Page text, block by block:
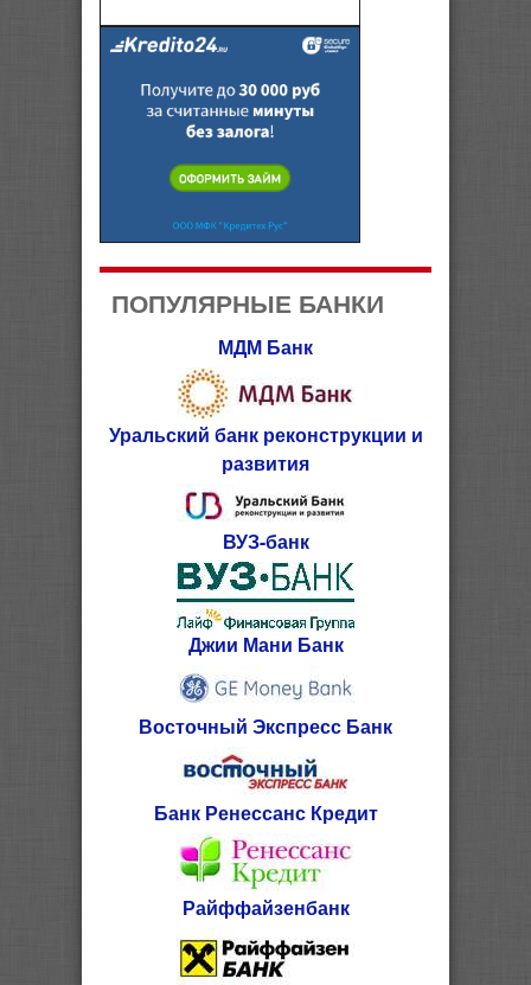
ПОПУЛЯРНЫЕ БАНКИ
МДМ Банк
Уральский банк реконструкции и
развития
ВУЗ-банк
Джии Мани Банк
Восточный Экспресс Банк
Банк Ренессанс Кредит
Райффайзенбанк